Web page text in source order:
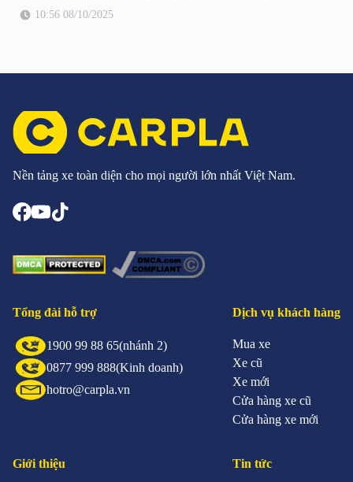
10:56 08/10/2025
Nền tảng xe toàn diện cho mọi người lớn nhất Việt Nam.
Tổng đài hỗ trợ
1900 99 88 65(nhánh 2)
0877 999 888(Kinh doanh)
hotro@carpla.vn
Dịch vụ khách hàng
Mua xe
Xe cũ
Xe mới
Cửa hàng xe cũ
Cửa hàng xe mới
Giới thiệu Tin tức